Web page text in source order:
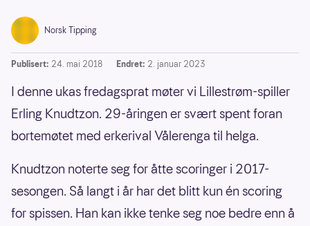
Norsk Tipping
Publisert: 24. mai 2018 Endret: 2. januar 2023
I denne ukas fredagsprat møter vi Lillestrøm-spiller
Erling Knudtzon. 29-åringen er svært spent foran
bortemøtet med erkerival Vålerenga til helga.
Knudtzon noterte seg for åtte scoringer i 2017-
sesongen. Så langt i år har det blitt kun én scoring
for spissen. Han kan ikke tenke seg noe bedre enn å